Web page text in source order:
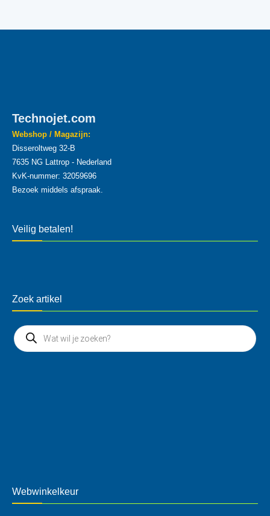
Technojet.com
Webshop / Magazijn:
Disseroltweg 32-B
7635 NG Lattrop - Nederland
KvK-nummer: 32059696
Bezoek middels afspraak.
Veilig betalen!
Zoek artikel
Webwinkelkeur